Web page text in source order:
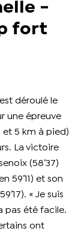
-
fort
déroulé le
une épreuve
et 5 km à pied)
La victoire
(58’37)
59’11) et son
« Je suis
pas été facile.
ont